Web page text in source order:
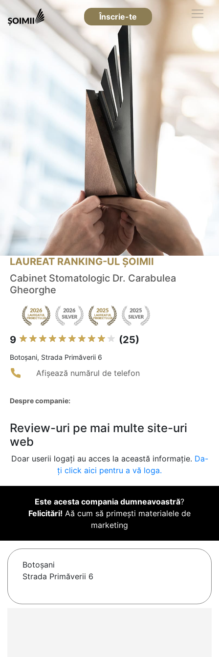
Înscrie-te
LAUREAT RANKING-UL ȘOIMII
Cabinet Stomatologic Dr. Carabulea
Gheorghe
9 (25)
Botoşani, Strada Primăverii 6
Afișează numărul de telefon
Despre companie:
Review-uri pe mai multe site-uri
web
Doar userii logați au acces la această informație. Da-
ți click aici pentru a vă loga.
Este acesta compania dumneavoastră?
Felicitări! Aă cum să primești materialele de
marketing
Botoşani
Strada Primăverii 6